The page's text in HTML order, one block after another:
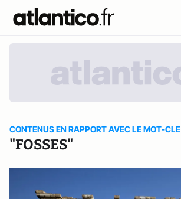
CONTENUS EN RAPPORT AVEC LE MOT-CLE
"FOSSES"